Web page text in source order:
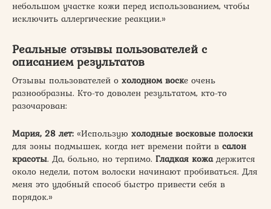
небольшом участке кожи перед использованием, чтобы
исключить аллергические реакции.»
Реальные отзывы пользователей с
описанием результатов
Отзывы пользователей о холодном воске очень
разнообразны. Кто-то доволен результатом, кто-то
разочарован:
Мария, 28 лет: «Использую холодные восковые полоски
для зоны подмышек, когда нет времени пойти в салон
красоты. Да, больно, но терпимо. Гладкая кожадержится
около недели, потом волоски начинают пробиваться. Для
меня это удобный способ быстро привести себя в
порядок.»